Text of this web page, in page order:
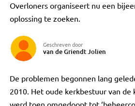
Overloners organiseert nu een
oplossing te zoeken.
Geschreven door
van de Griendt Jolien
De problemen begonnen lang
2010. Het oude kerkbestuur van de
werd toen omgedoopt tot